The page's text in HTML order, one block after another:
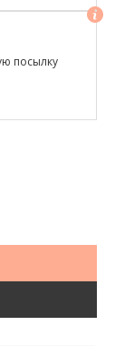
посылку